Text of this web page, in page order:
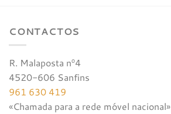
CONTACTOS
R. Malaposta nº4
4520-606 Sanfins
961 630 419
«Chamada para a rede móvel nacional»